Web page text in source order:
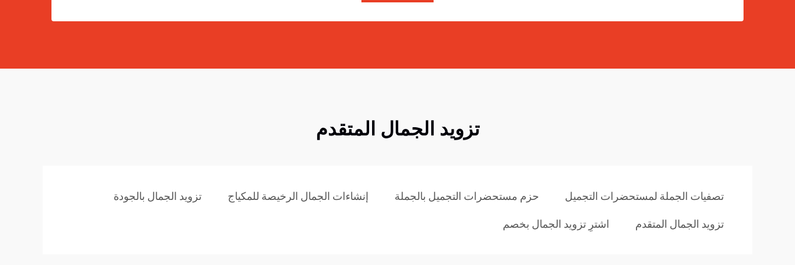
تزويد الجمال المتقدم
تصفيات الجملة لمستحضرات التجميل حزم مستحضرات التجميل بالجملة إنشاءات الجمال الرخيصة للمكياج تزويد الجمال بالجودة
تزويد الجمال المتقدم اشترِ تزويد الجمال بخصم